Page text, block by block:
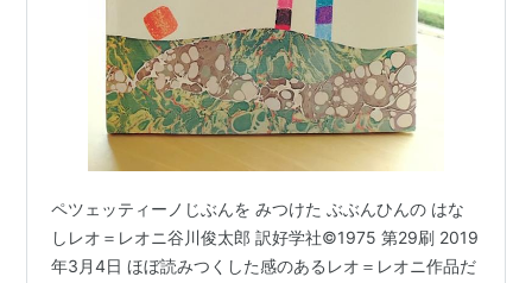
ペツェッティーノじぶんを みつけた ぶぶんひんの はな
しレオ＝レオニ谷川俊太郎 訳好学社©1975 第29刷 2019
年3月4日 ほぼ読みつくした感のあるレオ＝レオニ作品だ